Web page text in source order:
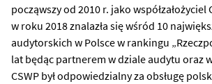
począwszy od 2010 r. jako współzałożyciel
w roku 2018 znalazła się wśród 10
audytorskich w Polsce w rankingu
lat będąc partnerem w dziale audytu oraz
CSWP był odpowiedzialny za obsługę